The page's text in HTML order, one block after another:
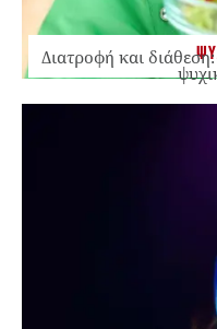
Διατροφή και